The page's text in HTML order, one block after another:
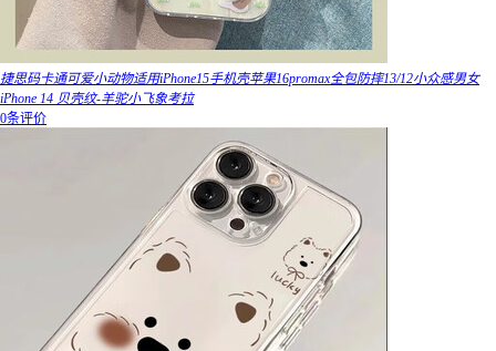
捷思码卡通可爱小动物适用iPhone15手机壳苹果16promax全包防摔13/12小众感男女
iPhone 14 贝壳纹-羊驼小飞象考拉
0条评价